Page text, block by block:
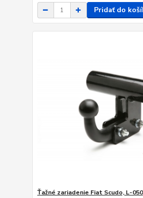
Pridať do
Ťažné zariadenie Fiat Scudo, L-050